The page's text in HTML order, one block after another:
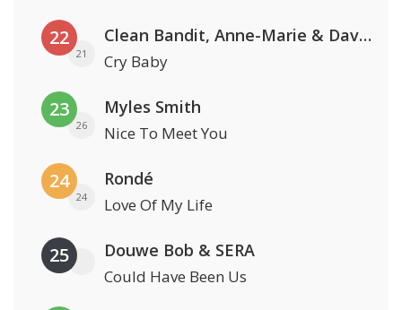
22
21
Clean Bandit, Anne-Marie & David Guetta
Cry Baby
23
26
Myles Smith
Nice To Meet You
24
24
Rondé
Love Of My Life
25 Douwe Bob & SERA
Could Have Been Us